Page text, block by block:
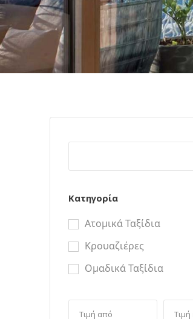
Κατηγορία
Ατομικά Ταξίδια
Κρουαζιέρες
Ομαδικά Ταξίδια